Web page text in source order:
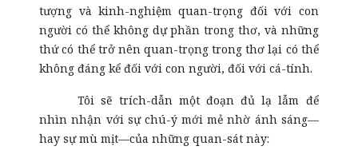
tượng và kinh-nghiệm quan-trọng đối với con
người có thể không dự phần trong thơ, và những
thứ có thể trở nên quan-trọng trong thơ lại có thể
không đáng kể đối với con người, đối với cá-tính.
Tôi sẽ trích-dẫn một đoạn đủ lạ lẫm để
nhìn nhận với sự chú-ý mới mẻ nhờ ánh sáng—
hay sự mù mịt—của những quan-sát này: